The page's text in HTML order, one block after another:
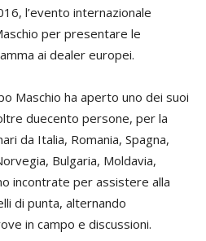
l’evento internazionale
per presentare le
ai dealer europei.
Maschio ha aperto uno dei suoi
duecento persone, per la
da Italia, Romania, Spagna,
Bulgaria, Moldavia,
incontrate per assistere alla
di punta, alternando
in campo e discussioni.